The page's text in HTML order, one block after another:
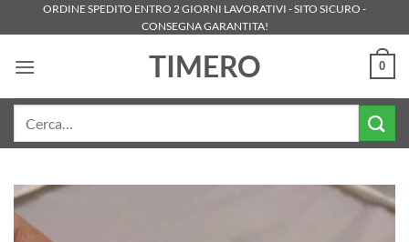
ai
ORDINE SPEDITO ENTRO 2 GIORNI LAVORATIVI - SITO SICURO -
CONSEGNA GARANTITA!
TIMERO 0